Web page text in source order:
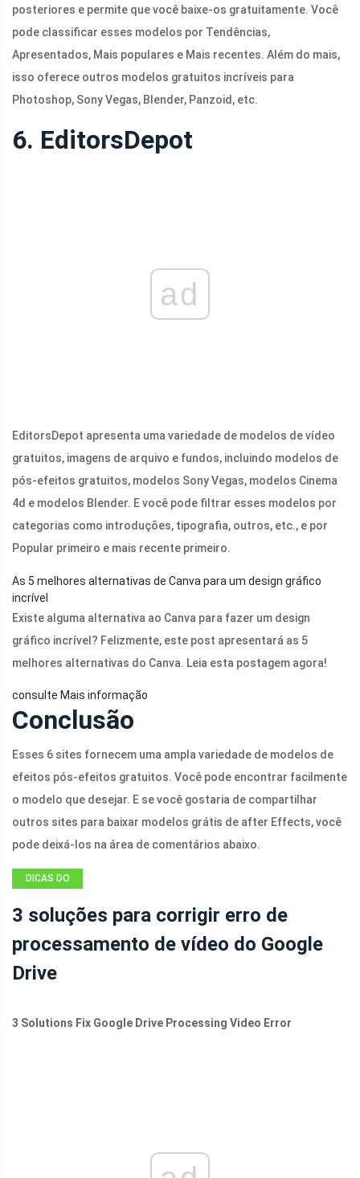
posteriores e permite que você baixe-os gratuitamente. Você
pode classificar esses modelos por Tendências,
Apresentados, Mais populares e Mais recentes. Além do mais,
isso oferece outros modelos gratuitos incríveis para
Photoshop, Sony Vegas, Blender, Panzoid, etc.
6. EditorsDepot
ad
EditorsDepot apresenta uma variedade de modelos de vídeo
gratuitos, imagens de arquivo e fundos, incluindo modelos de
pós-efeitos gratuitos, modelos Sony Vegas, modelos Cinema
4d e modelos Blender. E você pode filtrar esses modelos por
categorias como introduções, tipografia, outros, etc., e por
Popular primeiro e mais recente primeiro.
As 5 melhores alternativas de Canva para um design gráfico
incrível
Existe alguma alternativa ao Canva para fazer um design
gráfico incrível? Felizmente, este post apresentará as 5
melhores alternativas do Canva. Leia esta postagem agora!
consulte Mais informação
Conclusão
Esses 6 sites fornecem uma ampla variedade de modelos de
efeitos pós-efeitos gratuitos. Você pode encontrar facilmente
o modelo que desejar. E se você gostaria de compartilhar
outros sites para baixar modelos grátis de after Effects, você
pode deixá-los na área de comentários abaixo.
DICAS DO
3 soluções para corrigir erro de
processamento de vídeo do Google
Drive
3 Solutions Fix Google Drive Processing Video Error